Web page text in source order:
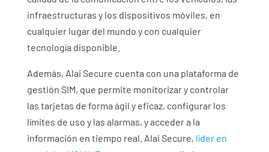
infraestructuras y los dispositivos móviles, en
cualquier lugar del mundo y con cualquier
tecnología disponible.
Además, Alai Secure cuenta con una plataforma de
gestión SIM, que permite monitorizar y controlar
las tarjetas de forma ágil y eficaz, configurar los
límites de uso y las alarmas, y acceder a la
información en tiempo real. Alai Secure, líder en